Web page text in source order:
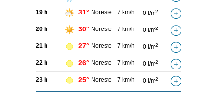
19 h 31° Noreste 7 km/h 0 l/m2
20 h 30° Noreste 7 km/h 0 l/m2
21 h 27° Noreste 7 km/h 0 l/m2
22 h 26° Noreste 7 km/h 0 l/m2
23 h 25° Noreste 7 km/h 0 l/m2